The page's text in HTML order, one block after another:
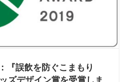
『誤飲を防ぐこまもり